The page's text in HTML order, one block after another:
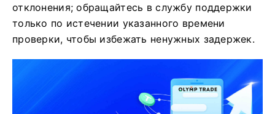
отклонения; обращайтесь в службу поддержки
только по истечении указанного времени
проверки, чтобы избежать ненужных задержек.